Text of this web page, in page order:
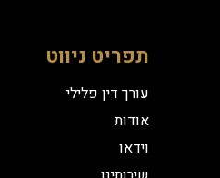
תפריט ניווט
עורך דין פלילי
אודות
וידאו